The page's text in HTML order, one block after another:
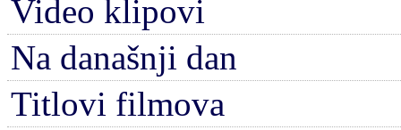
Video klipovi
Na današnji dan
Titlovi filmova